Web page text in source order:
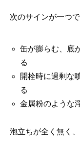
次のサインが一つ
缶が膨らむ、底
る
開栓時に過剰な
る
金属粉のような
泡立ちが全く無く